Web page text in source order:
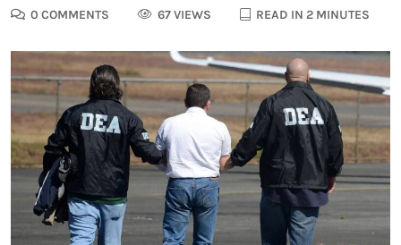
0 COMMENTS
67 VIEWS READ IN 2 MINUTES